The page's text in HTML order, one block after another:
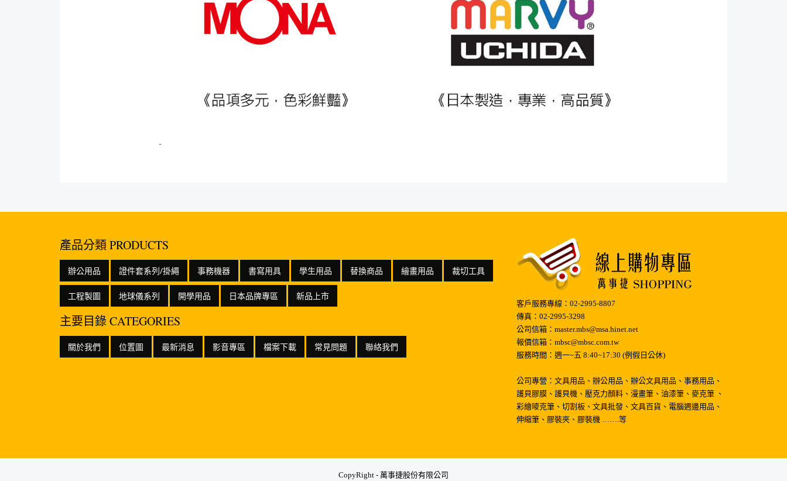
產品分類 PRODUCTS
辦公用品 證件套系列/掛繩 事務機器 書寫用具 學生用品 替換商品 繪畫用品 裁切工具
工程製圖 地球儀系列 開學用品 日本品牌專區 新品上市
主要目錄 CATEGORIES
關於我們 位置圖 最新消息 影音專區 檔案下載 常見問題 聯絡我們
客戶服務專線：02-2995-8807
傳真：02-2995-3298
公司信箱：master.mbs@msa.hinet.net
報價信箱：mbsc@mbsc.com.tw
服務時間：週一~五 8:40~17:30 (例假日公休)
公司專營：文具用品、辦公用品、辦公文具用品、事務用品、
護貝膠膜、護貝機、壓克力顏料、漫畫筆、油漆筆、麥克筆 、
彩繪嘜克筆、切割板、文具批發、文具百貨、電腦週邊用品、
伸縮筆、膠裝夾、膠裝機 …….等
CopyRight - 萬事捷股份有限公司